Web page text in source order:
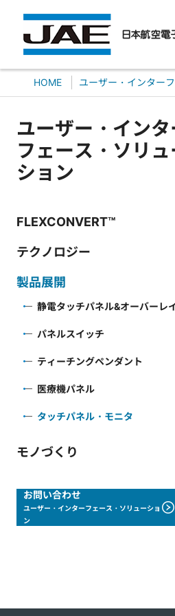
HOME ユーザー・インター
ユーザー・インタ
フェース・ソリュ
ション
FLEXCONVERT™
テクノロジー
製品展開
静電タッチパネル&オーバーレ
パネルスイッチ
ティーチングペンダント
医療機パネル
タッチパネル・モニタ
モノづくり
お問い合わせ
ユーザー・インターフェース・ソリューショ
ン